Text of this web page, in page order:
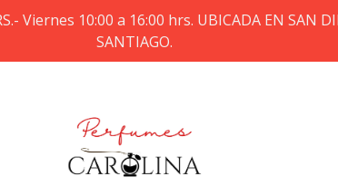
Viernes 10:00 a 16:00 hrs. UBICADA EN SAN
SANTIAGO.